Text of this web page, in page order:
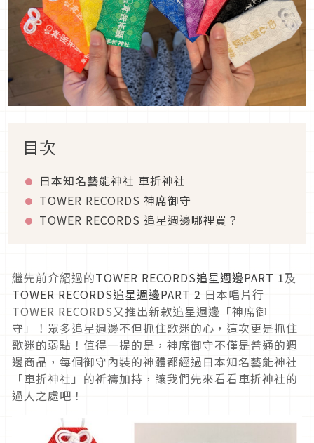
目次
日本知名藝能神社 車折神社
TOWER RECORDS 神席御守
TOWER RECORDS 追星週邊哪裡買？
繼先前介紹過的TOWER RECORDS追星週邊PART 1及
TOWER RECORDS追星週邊PART 2 日本唱片行
TOWER RECORDS又推出新款追星週邊「神席御
守」！眾多追星週邊不但抓住歌迷的心，這次更是抓住
歌迷的弱點！值得一提的是，神席御守不僅是普通的週
邊商品，每個御守內裝的神體都經過日本知名藝能神社
「車折神社」的祈禱加持，讓我們先來看看車折神社的
過人之處吧！